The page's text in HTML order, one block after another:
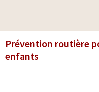
Prévention routière
enfants